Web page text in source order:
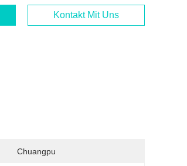
Kontakt Mit Uns
Chuangpu